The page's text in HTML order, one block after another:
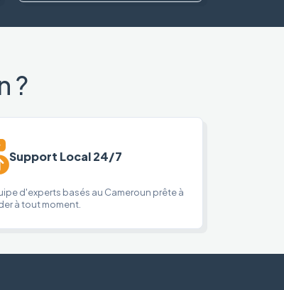
?
Support Local 24/7
d'experts basés au Cameroun prête à
à tout moment.